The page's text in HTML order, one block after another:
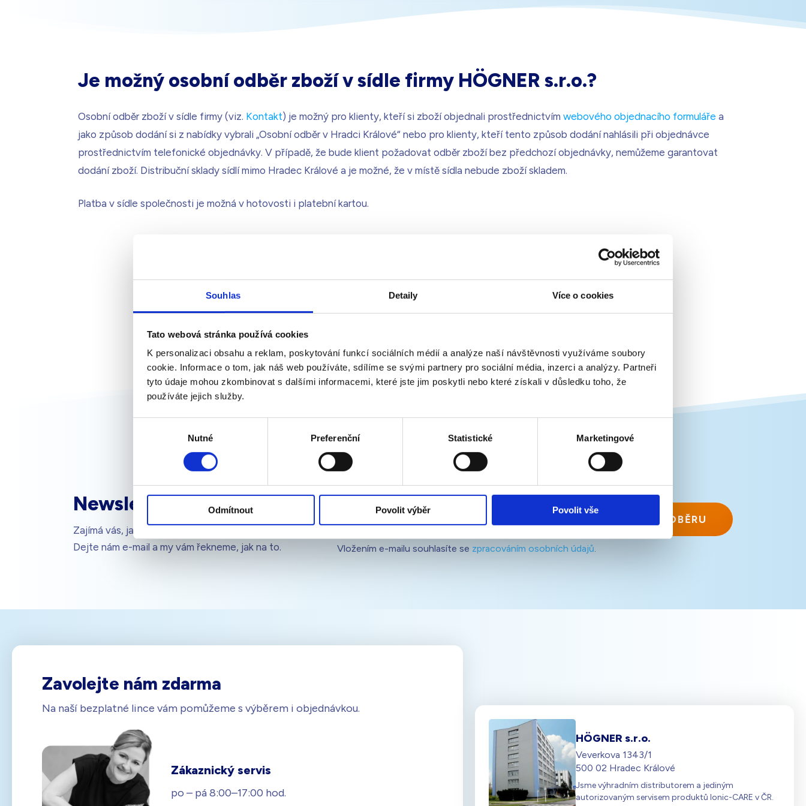
Souhlas Detaily Více o cookies
Tato webová stránka používá cookies
K personalizaci obsahu a reklam, poskytování funkcí sociálních médií a analýze naší návštěvnosti využíváme soubory
cookie. Informace o tom, jak náš web používáte, sdílíme se svými partnery pro sociální média, inzerci a analýzy. Partneři
tyto údaje mohou zkombinovat s dalšími informacemi, které jste jim poskytli nebo které získali v důsledku toho, že
používáte jejich služby.
Nutné Preferenční Statistické Marketingové
Odmítnout Povolit výběr Povolit vše
Je možný osobní odběr zboží v sídle firmy HÖGNER s.r.o.?
Osobní odběr zboží v sídle firmy (viz. Kontakt) je možný pro klienty, kteří si zboží objednali prostřednictvímwebového objednacího formuláře a
jako způsob dodání si z nabídky vybrali „Osobní odběr v Hradci Králové“ nebo pro klienty, kteří tento způsob dodání nahlásili při objednávce
prostřednictvím telefonické objednávky. V případě, že bude klient požadovat odběr zboží bez předchozí objednávky, nemůžeme garantovat
dodání zboží. Distribuční sklady sídlí mimo Hradec Králové a je možné, že v místě sídla nebude zboží skladem.
Platba v sídle společnosti je možná v hotovosti i platební kartou.
ZOBRAZIT VŠECHNY ČASTÉ DOTAZY
Newsletter
Zajímá vás, jak mít doma čistý a zdravý vzduch?
Dejte nám e-mail a my vám řekneme, jak na to.
mail
PŘIHLÁSIT K ODBĚRU
Vložením e-mailu souhlasíte se zpracováním osobních údajů.
Zavolejte nám zdarma
Na naší bezplatné lince vám pomůžeme s výběrem i objednávkou.
Zákaznický servis
po – pá 8:00–17:00 hod.
HÖGNER s.r.o.
Veverkova 1343/1
500 02 Hradec Králové
Jsme výhradním distributorem a jediným
autorizovaným servisem produktů Ionic-CARE v ČR.
4 990Kč